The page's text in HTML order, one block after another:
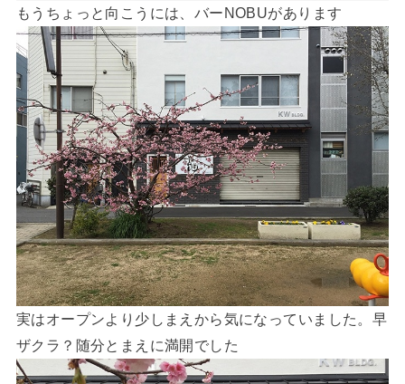
もうちょっと向こうには、バーNOBUがあります
実はオープンより少しまえから気になっていました。早
ザクラ？随分とまえに満開でした